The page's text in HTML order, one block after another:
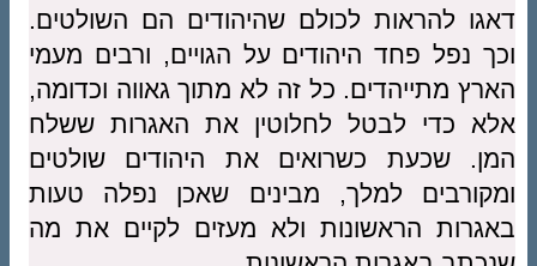
דאגו להראות לכולם שהיהודים הם השולטים.
וכך נפל פחד היהודים על הגויים, ורבים מעמי
הארץ מתייהדים. כל זה לא מתוך גאווה וכדומה,
אלא כדי לבטל לחלוטין את האגרות ששלח
המן. שכעת כשרואים את היהודים שולטים
ומקורבים למלך, מבינים שאכן נפלה טעות
באגרות הראשונות ולא מעזים לקיים את מה